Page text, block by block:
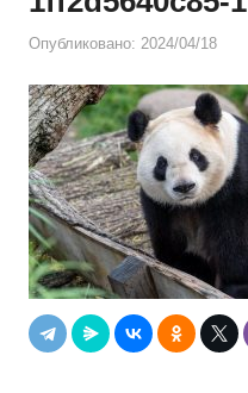
Опубликовано: 2024/04/18